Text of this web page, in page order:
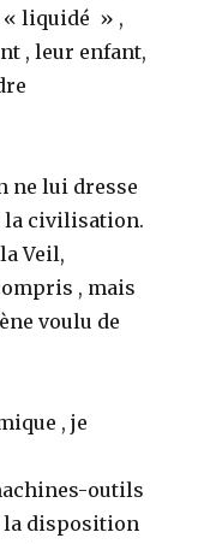
« liquidé » ,
, leur enfant,
ne lui dresse
la civilisation.
Veil,
, mais
voulu de
, je
outils
la disposition